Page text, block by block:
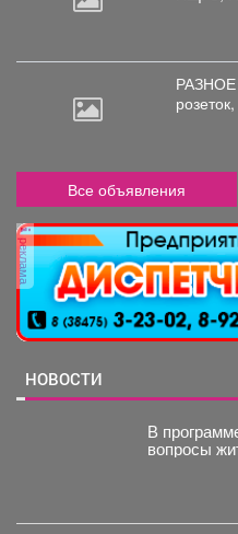
розеток,
Все объявления
реклама
НОВОСТИ
В
вопросы